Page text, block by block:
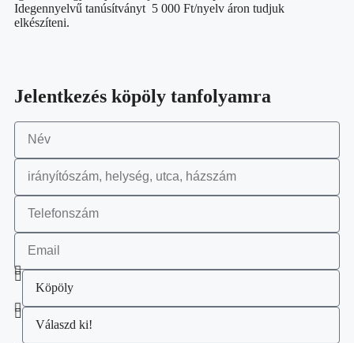
Idegennyelvű tanúsítványt 5 000 Ft/nyelv áron tudjuk
elkészíteni.
Jelentkezés köpöly tanfolyamra